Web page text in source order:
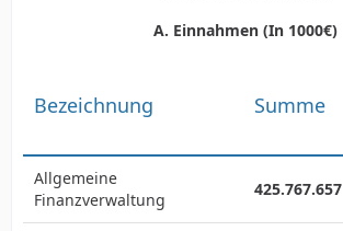
A. Einnahmen (In 1000€)
Bezeichnung Summe
Allgemeine
Finanzverwaltung
425.767.657